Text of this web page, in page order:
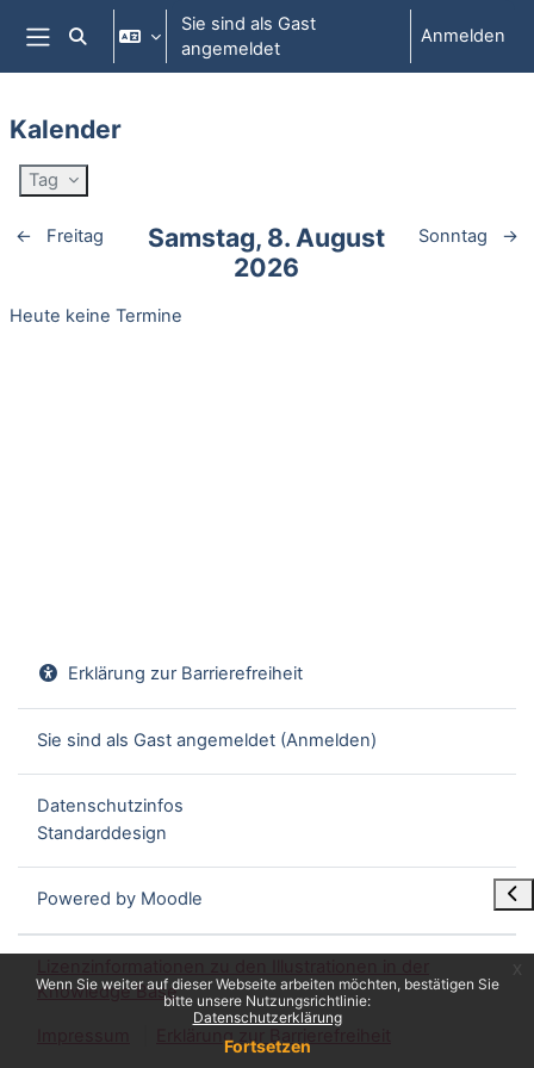
Zum Hauptinhalt
Wenn Sie weiter auf dieser Webseite arbeiten möchten, bestätigen Sie
bitte unsere Nutzungsrichtlinie:
Datenschutzerklärung
Fortsetzen
Website-Übersicht
Sucheingabe umschalten
Sie sind als Gast
angemeldet
Anmelden
Kalender
Tag
← Freitag
Samstag, 8. August
2026
Sonntag →
Heute keine Termine
Erklärung zur Barrierefreiheit
Sie sind als Gast angemeldet (Anmelden)
Datenschutzinfos
Standarddesign
Powered by Moodle
Knowledge Base
Erklärung zur Barrierefreiheit